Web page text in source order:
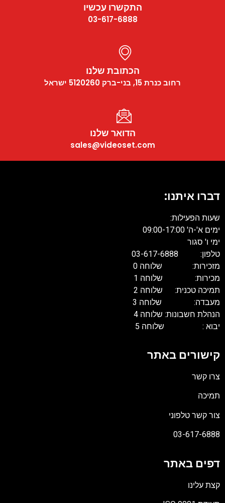
התקשרו עכשיו
03-617-6888
הכתובת שלנו
רחוב כנרת 15, בני-ברק 5120260 ישראל
הדואר שלנו
sales@videoset.com
דברו איתנו:
שעות הפעילות:
ימים א'-ה' 09:00-17:00
ימי ו' סגור
טלפון: 03-617-6888
מזכירות: שלוחה 0
מכירות: שלוחה 1
תמיכה טכנית: שלוחה 2
מעבדה: שלוחה 3
הנהלת חשבונות: שלוחה 4
יבוא : שלוחה 5
קישורים באתר
צרו קשר
תמיכה
צור קשר טלפוני
03-617-6888
דפים באתר
קצת עלינו